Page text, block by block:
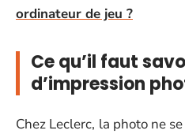
ordinateur de jeu ?
Ce qu’il faut
d’impression
Chez Leclerc, la photo ne